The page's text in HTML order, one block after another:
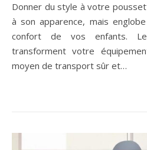
Donner du style à votre poussette double ne se limite pas
à son apparence, mais
confort de vos enfants.
transforment votre
moyen de transport sûr et…